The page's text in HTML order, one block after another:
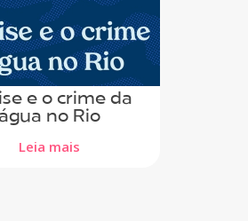
e o crime da
água no Rio
Leia mais